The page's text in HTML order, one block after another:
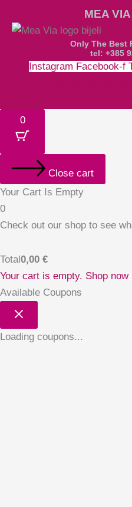
MEA
Only The Best
tel: +385
Instagram Facebook-f
0
Close cart
Your Cart Is Empty
0
Check out our shop to see
Total0,00 €
Your cart is empty. Shop
Available Coupons
Loading coupons...